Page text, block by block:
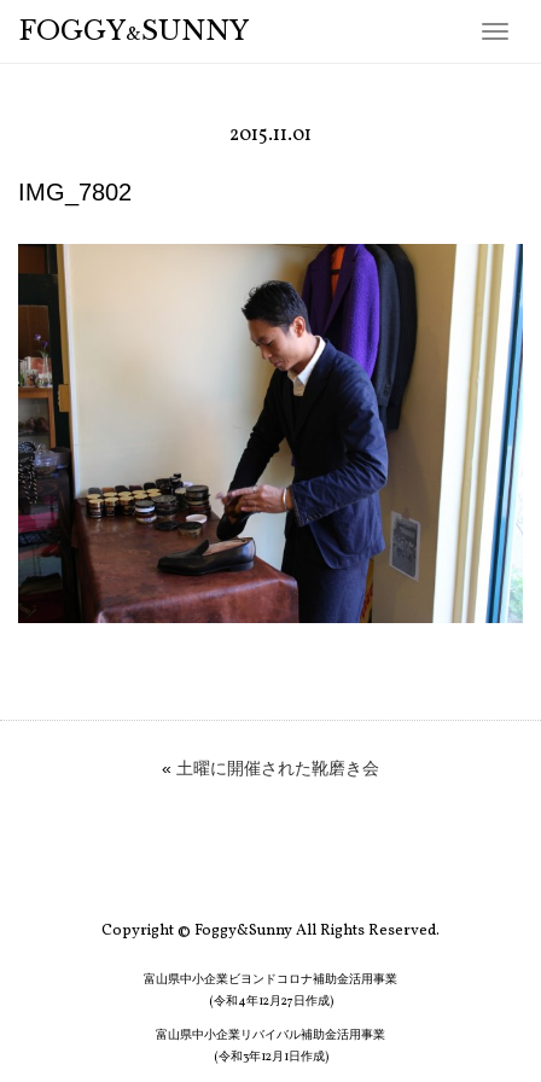
FOGGY&SUNNY
2015.11.01
IMG_7802
« 土曜に開催された靴磨き会
Copyright © Foggy&Sunny All Rights Reserved.
富山県中小企業ビヨンドコロナ補助金活用事業
(令和4年12月27日作成)
富山県中小企業リバイバル補助金活用事業
(令和3年12月1日作成)